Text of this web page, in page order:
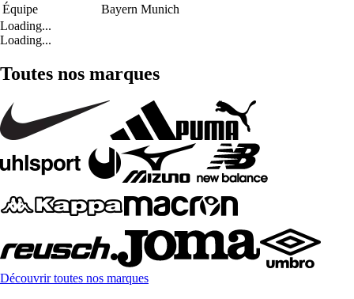
Équipe
Bayern Munich
Loading...
Loading...
Toutes nos marques
Découvrir toutes nos marques